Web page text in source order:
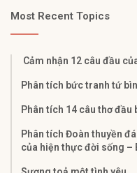
Most Recent Topics
Cảm nhận 12 câu đầu
Phân tích bức tranh tứ
Phân tích 14 câu thơ đầu
Phân tích Đoàn thuyền
của hiện thực đời sống –